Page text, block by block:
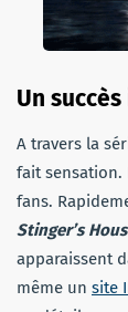
Un
A travers la
fait sensation.
fans.
Stinger’s
apparaissent
même un site